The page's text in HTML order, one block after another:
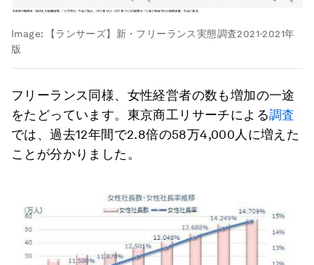
Image:
【ランサーズ】新・フリーランス実態調査2021-2021年
版
フリーランス同様、女性経営者の数も増加の一途
をたどっています。東京商工リサーチによる調査
では、過去12年間で2.8倍の58万4,000人に増えた
ことが分かりました。